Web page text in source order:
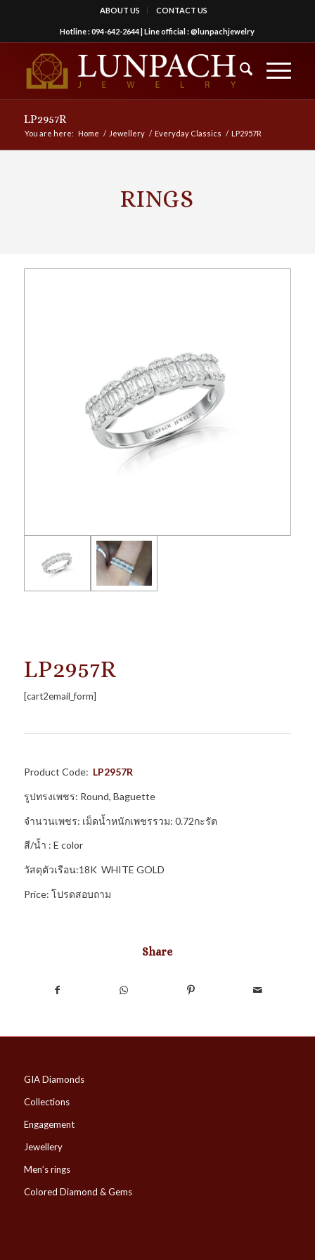
ABOUT US CONTACT US
Hotline :094-642-2644| Line official :@lunpachjewelry
LP2957R
You are here: Home / Jewellery / Everyday Classics / LP2957R
RINGS
LP2957R
[cart2email_form]
Product Code: LP2957R
รูปทรงเพชร: Round, Baguette
จำนวนเพชร: เม็ดน้ำหนักเพชรรวม: 0.72กะรัต
สี/น้ำ : E color
วัสดุตัวเรือน:18K WHITE GOLD
Price: โปรดสอบถาม
Share
GIA Diamonds
Collections
Engagement
Jewellery
Men’s rings
Colored Diamond & Gems